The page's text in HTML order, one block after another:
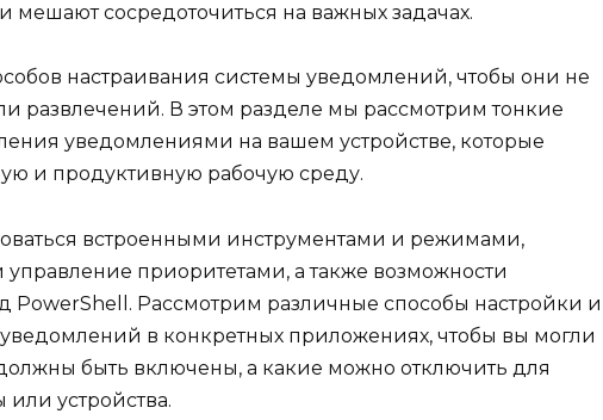
сосредоточиться на важных задачах.
настраивания системы уведомлений, чтобы они не
развлечений. В этом разделе мы рассмотрим тонкие
уведомлениями на вашем устройстве, которые
и продуктивную рабочую среду.
встроенными инструментами и режимами,
приоритетами, а также возможности
PowerShell. Рассмотрим различные способы настройки и
в конкретных приложениях, чтобы вы могли
быть включены, а какие можно отключить для
устройства.